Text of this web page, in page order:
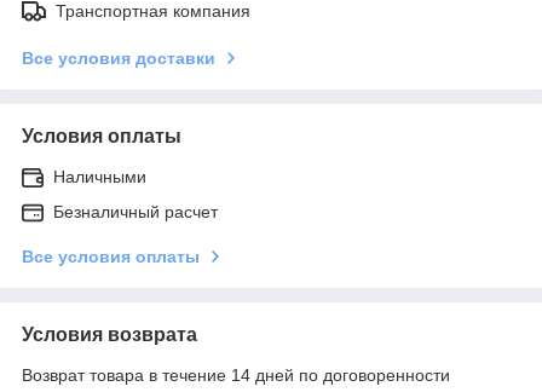
Транспортная компания
Все условия доставки
Условия оплаты
Наличными
Безналичный расчет
Все условия оплаты
Условия возврата
Возврат товара в течение 14 дней по договоренности